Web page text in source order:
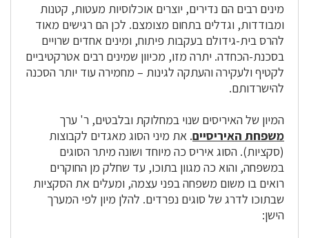
מינים רבים הם נדירים, יוצרים אוכלוסיות מעטות, קטנות
ומבודדות, וגדלים בתחום מצומצם. לכן הם רגישים מאוד
להרס בית-גידולם בעקבות פיתוח, ומינים אחדים שרויים
בסכנת-הכחדה. יתרה מזו, מכיוון שמינים רבים אטרקטיביים
לקטיף ולעקירה והעתקה לגינות – מחמירה עוד יותר הסכנה
להישרדותם.
המיון של האיריסים שנוי במחלוקת ובלבטים, ר' ערך
משפחת האיריסיים. את מיני הסוג מאגדים לקבוצות
(סקציות). הסוג איריס כה מיוחד ושונה מיתר הסוגים
במשפחה, והוא כה מגוון בתוכו, עד שחלק מן החוקרים
רואים בו משום משפחה בפני עצמה, ומעלים את הסקציות
שבתוכו לדרג של סוגים נפרדים. להלן מיון לפי המערך
הישן: